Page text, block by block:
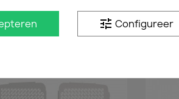
IN tune Configureer